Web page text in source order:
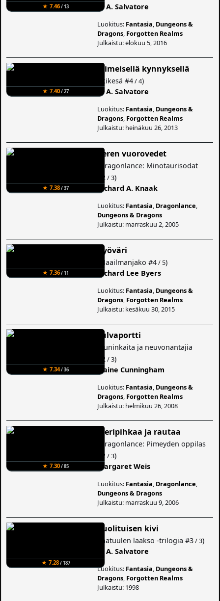
★ 7.46/ 13
R. A. Salvatore
Luokitus: Fantasia Dungeons &
Dragons Forgotten Realms
Julkaistu: elokuu 5, 2016
★ 7.40/ 27
Viimeisellä kynnyksellä
Ikikesä #4/ 4)
R. A. Salvatore
Luokitus: Fantasia Dungeons &
Dragons Forgotten Realms
Julkaistu: heinäkuu 26, 2013
★ 7.38/ 37
Veren vuorovedet
Dragonlance: Minotaurisodat
#2 / 3)
Richard A. Knaak
Luokitus: Fantasia Dragonlance
Dungeons & Dragons
Julkaistu: marraskuu 2, 2005
★ 7.36/ 11
Ryöväri
Maailmanjako #4/ 5)
Richard Lee Byers
Luokitus: Fantasia Dungeons &
Dragons Forgotten Realms
Julkaistu: kesäkuu 30, 2015
★ 7.34/ 36
Tulvaportti
Kuninkaita ja neuvonantajia
#2 / 3)
Elaine Cunningham
Luokitus: Fantasia Dungeons &
Dragons Forgotten Realms
Julkaistu: helmikuu 26, 2008
★ 7.30/ 85
Meripihkaa ja rautaa
Dragonlance: Pimeyden oppilas
#2 / 3)
Margaret Weis
Luokitus: Fantasia Dragonlance
Dungeons & Dragons
Julkaistu: marraskuu 9, 2006
★ 7.28/ 187
Puolituisen kivi
Jäätuulen laakso -trilogia #3/ 3)
R. A. Salvatore
Luokitus: Fantasia Dungeons &
Dragons Forgotten Realms
Julkaistu: 1998